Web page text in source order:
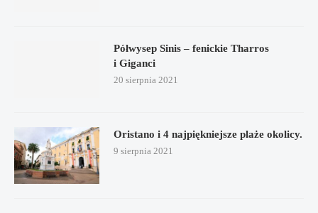
Półwysep Sinis – fenickie Tharros
i Giganci
20 sierpnia 2021
Oristano i 4 najpiękniejsze plaże okolicy.
9 sierpnia 2021